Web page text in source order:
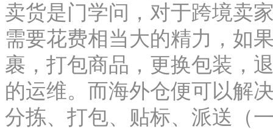
卖货是门学问，对于跨境卖
需要花费相当大的精力，如
裹，打包商品，更换包装，
的运维。而海外仓便可以解
分拣、打包、贴标、派送（